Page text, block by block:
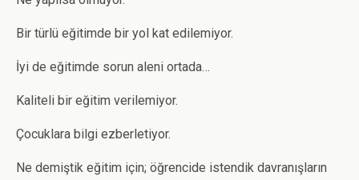
Bir türlü eğitimde bir yol kat edilemiyor.
İyi de eğitimde sorun aleni ortada…
Kaliteli bir eğitim verilemiyor.
Çocuklara bilgi ezberletiyor.
Ne demiştik eğitim için; öğrencide istendik davranışların